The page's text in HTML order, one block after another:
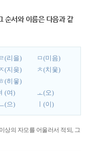
순서와 이름은 다음과 같
(리을)
ㅁ(미음)
(지읒)
ㅊ(치읓)
(히읗)
ㅕ(여)
ㅗ(오)
(으) ㅣ(이)
상의 자모를 어울러서 적되, 그